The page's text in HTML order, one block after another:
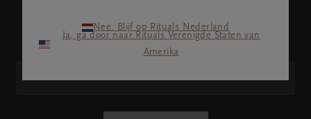
Nee. Blijf op Rituals Nederland
Ja, ga door naar Rituals Verenigde Staten van
Amerika
gegevens zoals beschreven in
onsPrivacybeleid.